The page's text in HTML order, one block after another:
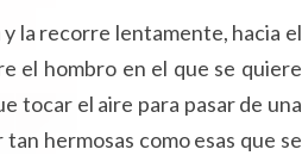
la recorre lentamente, hacia el
el hombro en el que se quiere
tocar el aire para pasar de una
hermosas como esas que se